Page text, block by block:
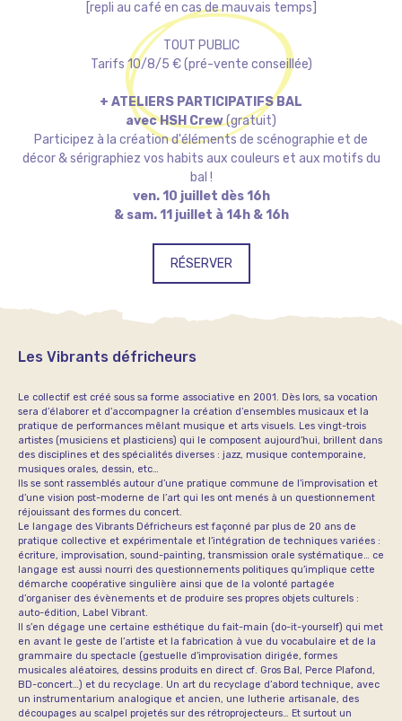
[repli au café en cas de mauvais temps]
TOUT PUBLIC
Tarifs 10/8/5 € (pré-vente conseillée)
+ ATELIERS PARTICIPATIFS BAL
avec HSH Crew(gratuit)
Participez à la création d'éléments de scénographie et de
décor & sérigraphiez vos habits aux couleurs et aux motifs du
bal !
ven. 10 juillet dès 16h
& sam. 11 juillet à 14h & 16h
RÉSERVER
Les Vibrants défricheurs
Le collectif est créé sous sa forme associative en 2001. Dès lors, sa vocation
sera d’élaborer et d’accompagner la création d’ensembles musicaux et la
pratique de performances mêlant musique et arts visuels. Les vingt-trois
artistes (musiciens et plasticiens) qui le composent aujourd’hui, brillent dans
des disciplines et des spécialités diverses : jazz, musique contemporaine,
musiques orales, dessin, etc…
Ils se sont rassemblés autour d’une pratique commune de l’improvisation et
d’une vision post-moderne de l’art qui les ont menés à un questionnement
réjouissant des formes du concert.
Le langage des Vibrants Défricheurs est façonné par plus de 20 ans de
pratique collective et expérimentale et l’intégration de techniques variées :
écriture, improvisation, sound-painting, transmission orale systématique… ce
langage est aussi nourri des questionnements politiques qu’implique cette
démarche coopérative singulière ainsi que de la volonté partagée
d’organiser des évènements et de produire ses propres objets culturels :
auto-édition, Label Vibrant.
Il s’en dégage une certaine esthétique du fait-main (do-it-yourself) qui met
en avant le geste de l’artiste et la fabrication à vue du vocabulaire et de la
grammaire du spectacle (gestuelle d’improvisation dirigée, formes
musicales aléatoires, dessins produits en direct cf. Gros Bal, Perce Plafond,
BD-concert…) et du recyclage. Un art du recyclage d’abord technique, avec
un instrumentarium analogique et ancien, une lutherie artisanale, des
découpages au scalpel projetés sur des rétroprojecteurs… Et surtout un